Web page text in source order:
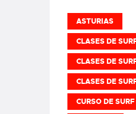
ASTURIAS
CLASES DE
CLASES DE
CLASES DE
CURSO DE SURF